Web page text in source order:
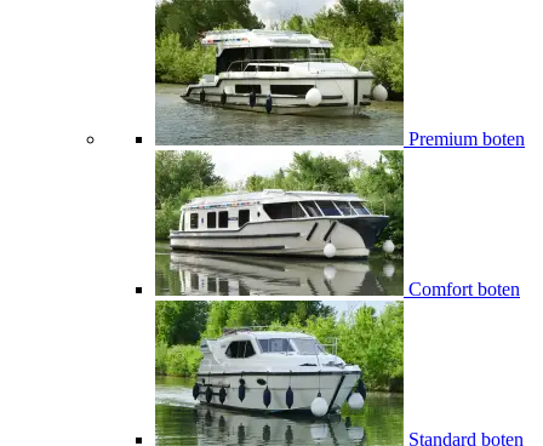
Premium boten
Comfort boten
Standard boten